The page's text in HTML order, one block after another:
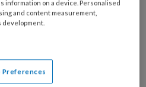
information on a device. Personalised
and content measurement,
Preferences